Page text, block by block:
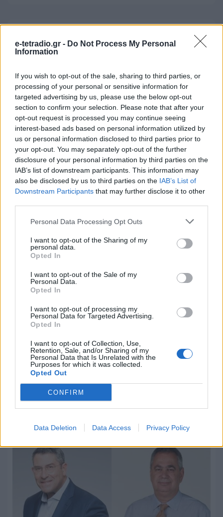
e-tetradio.gr - Do Not Process My Personal
Information
If you wish to opt-out of the sale, sharing to third parties, or
processing of your personal or sensitive information for
targeted advertising by us, please use the below opt-out
section to confirm your selection. Please note that after your
opt-out request is processed you may continue seeing
interest-based ads based on personal information utilized by
us or personal information disclosed to third parties prior to
your opt-out. You may separately opt-out of the further
disclosure of your personal information by third parties on the
IAB’s list of downstream participants. This information may
also be disclosed by us to third parties on the IAB’s List of
Downstream Participants that may further disclose it to other
Personal Data Processing Opt Outs
I want to opt-out of the Sharing of my
personal data.
Opted In
I want to opt-out of the Sale of my
Personal Data.
Opted In
I want to opt-out of processing my
Personal Data for Targeted Advertising.
Opted In
I want to opt-out of Collection, Use,
Retention, Sale, and/or Sharing of my
Personal Data that Is Unrelated with the
Purposes for which it was collected.
Opted Out
CONFIRM
Data Deletion Data Access Privacy Policy
Κάθε έξι μήνες υπόσχεται
ραδιοφωνικές άδειες ο Παύλος
Μαρινάκης
30.07.2026 - 18:25
Ο Alpha θα προβάλλει το «Ριφιφί» της
Cosmote TV